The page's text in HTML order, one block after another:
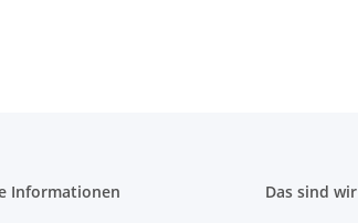
Informationen Das sind wir